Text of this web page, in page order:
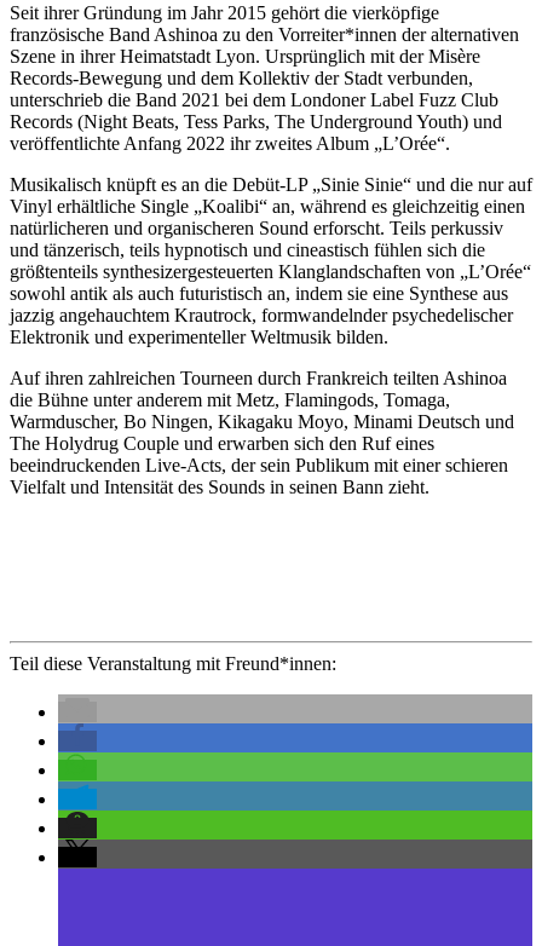
Seit ihrer Gründung im Jahr 2015 gehört die vierköpfige
französische Band Ashinoa zu den Vorreiter*innen der alternativen
Szene in ihrer Heimatstadt Lyon. Ursprünglich mit der Misère
Records-Bewegung und dem Kollektiv der Stadt verbunden,
unterschrieb die Band 2021 bei dem Londoner Label Fuzz Club
Records (Night Beats, Tess Parks, The Underground Youth) und
veröffentlichte Anfang 2022 ihr zweites Album „L’Orée“.
Musikalisch knüpft es an die Debüt-LP „Sinie Sinie“ und die nur auf
Vinyl erhältliche Single „Koalibi“ an, während es gleichzeitig einen
natürlicheren und organischeren Sound erforscht. Teils perkussiv
und tänzerisch, teils hypnotisch und cineastisch fühlen sich die
größtenteils synthesizergesteuerten Klanglandschaften von „L’Orée“
sowohl antik als auch futuristisch an, indem sie eine Synthese aus
jazzig angehauchtem Krautrock, formwandelnder psychedelischer
Elektronik und experimenteller Weltmusik bilden.
Auf ihren zahlreichen Tourneen durch Frankreich teilten Ashinoa
die Bühne unter anderem mit Metz, Flamingods, Tomaga,
Warmduscher, Bo Ningen, Kikagaku Moyo, Minami Deutsch und
The Holydrug Couple und erwarben sich den Ruf eines
beeindruckenden Live-Acts, der sein Publikum mit einer schieren
Vielfalt und Intensität des Sounds in seinen Bann zieht.
Teil diese Veranstaltung mit Freund*innen: